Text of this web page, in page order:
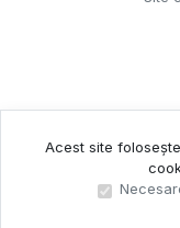
Acest site